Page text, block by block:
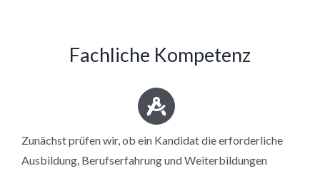
Fachliche Kompetenz
Zunächst prüfen wir, ob ein Kandidat die erforderliche
Ausbildung, Berufserfahrung und Weiterbildungen